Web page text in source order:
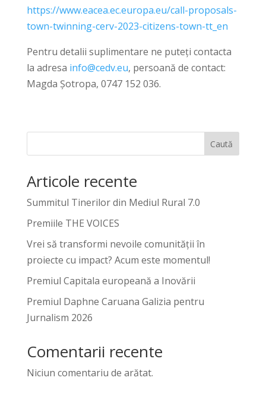
https://www.eacea.ec.europa.eu/call-proposals-
town-twinning-cerv-2023-citizens-town-tt_en
Pentru detalii suplimentare ne puteți contacta
la adresa info@cedv.eu, persoană de contact:
Magda Șotropa, 0747 152 036.
Caută
Articole recente
Summitul Tinerilor din Mediul Rural 7.0
Premiile THE VOICES
Vrei să transformi nevoile comunității în
proiecte cu impact? Acum este momentul!
Premiul Capitala europeană a Inovării
Premiul Daphne Caruana Galizia pentru
Jurnalism 2026
Comentarii recente
Niciun comentariu de arătat.